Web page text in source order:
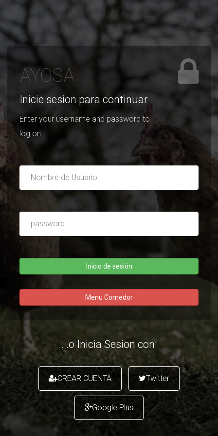
AYOSA
Inicie sesion para continuar
Enter your username and password to
log on:
Nombre
de
...o Inicia Sesion con:
CREAR CUENTA Twitter
Google Plus